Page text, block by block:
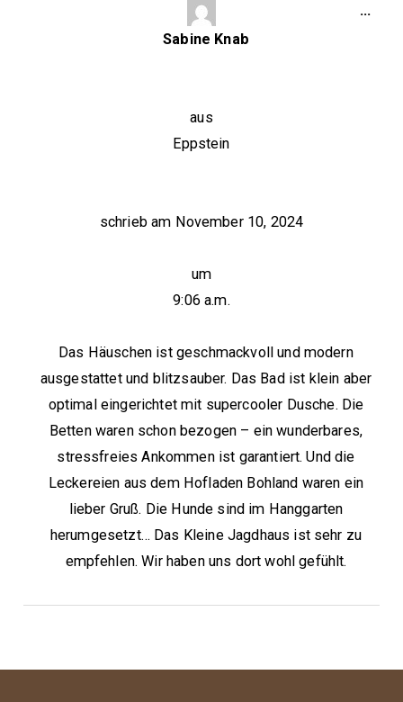
Sabine Knab
aus
Eppstein
schrieb am November 10, 2024
um
9:06 a.m.
Das Häuschen ist geschmackvoll und modern
ausgestattet und blitzsauber. Das Bad ist klein aber
optimal eingerichtet mit supercooler Dusche. Die
Betten waren schon bezogen – ein wunderbares,
stressfreies Ankommen ist garantiert. Und die
Leckereien aus dem Hofladen Bohland waren ein
lieber Gruß. Die Hunde sind im Hanggarten
herumgesetzt… Das Kleine Jagdhaus ist sehr zu
empfehlen. Wir haben uns dort wohl gefühlt.
…